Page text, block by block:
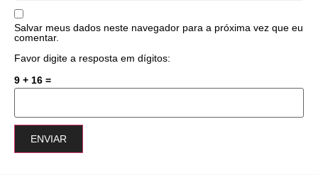
Salvar meus dados neste navegador para a próxima vez que eu
comentar.
Favor digite a resposta em dígitos:
9 + 16 =